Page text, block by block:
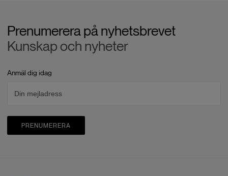
Prenumerera på nyhetsbrevet
Kunskap och nyheter
Anmäl dig idag
PRENUMERERA